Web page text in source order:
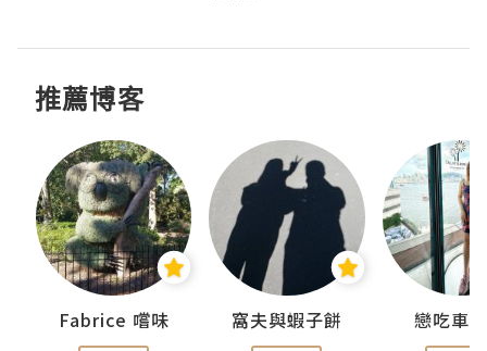
推薦博客
Fabrice 嚐味 窩夫與蝦子餅 戀吃車